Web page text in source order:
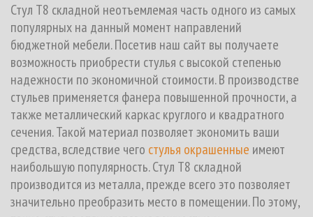
Стул Т8 складной неотъемлемая часть одного из самых
популярных на данный момент направлений
бюджетной мебели. Посетив наш сайт вы получаете
возможность приобрести стулья с высокой степенью
надежности по экономичной стоимости. В производстве
стульев применяется фанера повышенной прочности, а
также металлический каркас круглого и квадратного
сечения. Такой материал позволяет экономить ваши
средства, вследствие чего стулья окрашенные имеют
наибольшую популярность. Стул Т8 складной
производится из металла, прежде всего это позволяет
значительно преобразить место в помещении. По этому,